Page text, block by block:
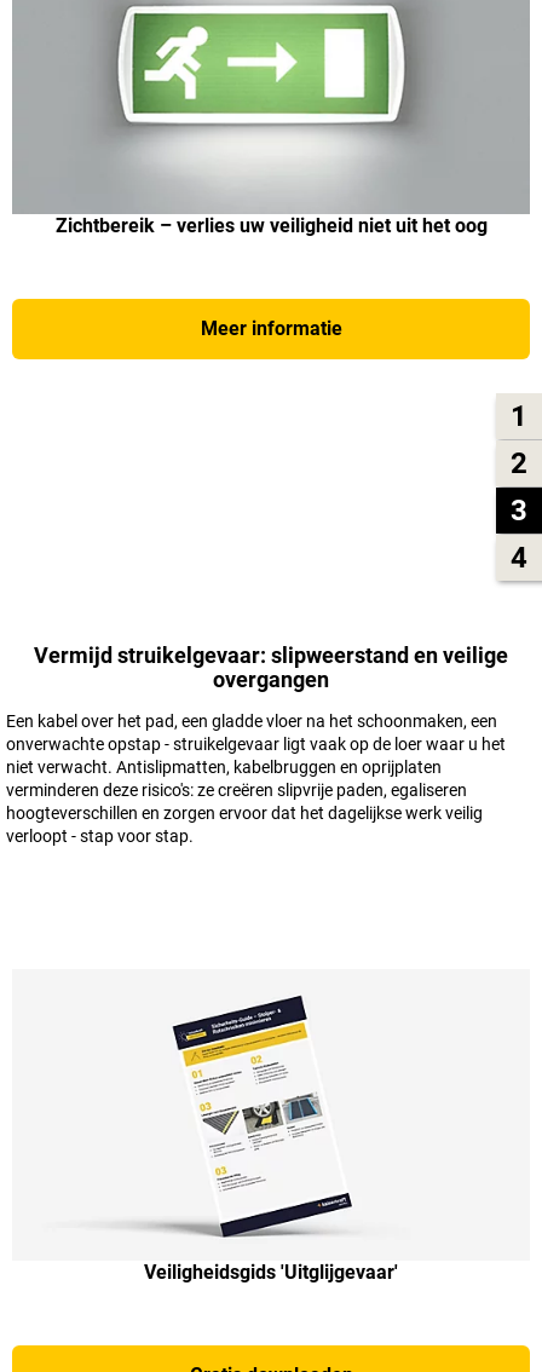
1
2
3
4
Zichtbereik – verlies uw veiligheid niet uit het oog
Meer informatie
Vermijd struikelgevaar: slipweerstand en veilige
overgangen
Een kabel over het pad, een gladde vloer na het schoonmaken, een
onverwachte opstap - struikelgevaar ligt vaak op de loer waar u het
niet verwacht. Antislipmatten, kabelbruggen en oprijplaten
verminderen deze risico's: ze creëren slipvrije paden, egaliseren
hoogteverschillen en zorgen ervoor dat het dagelijkse werk veilig
verloopt - stap voor stap.
Veiligheidsgids 'Uitglijgevaar'